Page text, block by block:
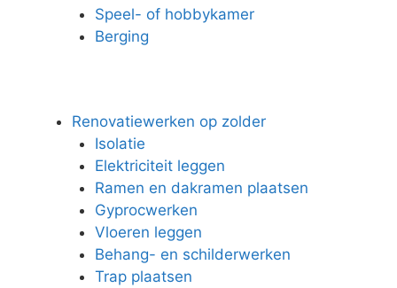
Speel- of hobbykamer
Berging
Renovatiewerken op zolder
Isolatie
Elektriciteit leggen
Ramen en dakramen plaatsen
Gyprocwerken
Vloeren leggen
Behang- en schilderwerken
Trap plaatsen